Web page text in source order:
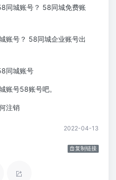
同城账号？ 58同城免费账
账号？ 58同城企业账号出
同城账号
账号58账号吧。
注销
2022-04-13
复制链接